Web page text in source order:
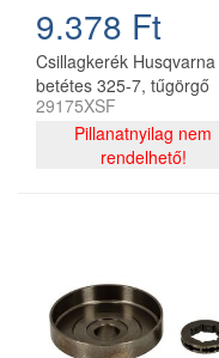
9.378 Ft
Csillagkerék Husqvarna
betétes 325-7, tűgörgő
nélkül oregon
29175XSF
Pillanatnyilag nem
rendelhető!